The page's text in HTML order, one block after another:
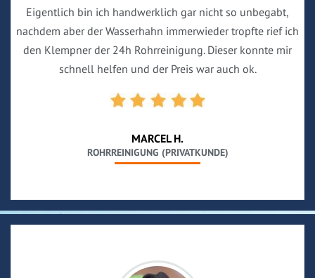
Eigentlich bin ich handwerklich gar nicht so unbegabt,
nachdem aber der Wasserhahn immerwieder tropfte rief ich
den Klempner der 24h Rohrreinigung. Dieser konnte mir
schnell helfen und der Preis war auch ok.
MARCEL H.
ROHRREINIGUNG (PRIVATKUNDE)